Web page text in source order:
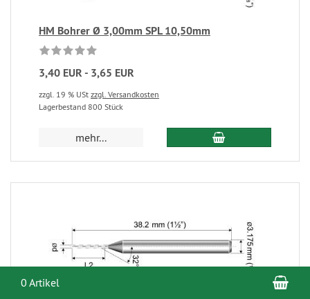
HM Bohrer Ø 3,00mm SPL 10,50mm
3,40 EUR - 3,65 EUR
zzgl. 19 % USt zzgl. Versandkosten
Lagerbestand 800 Stück
mehr...
0 Artikel